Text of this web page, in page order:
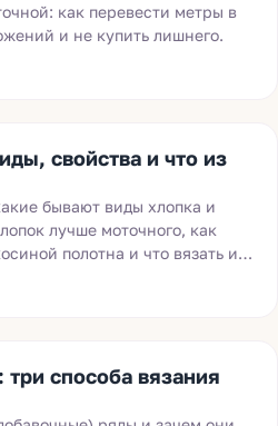
как перевести метры в
и не купить лишнего.
свойства и что из
бывают виды хлопка и
лучше моточного, как
полотна и что вязать из
составов.
способа вязания